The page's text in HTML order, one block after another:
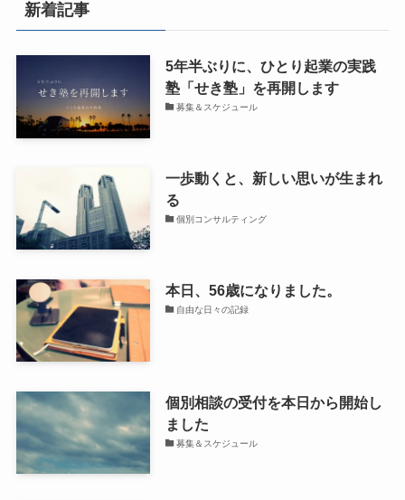
新着記事
5年半ぶりに、ひとり起業の実践
塾「せき塾」を再開します
募集＆スケジュール
一歩動くと、新しい思いが生まれ
る
個別コンサルティング
本日、56歳になりました。
自由な日々の記録
個別相談の受付を本日から開始し
ました
募集＆スケジュール